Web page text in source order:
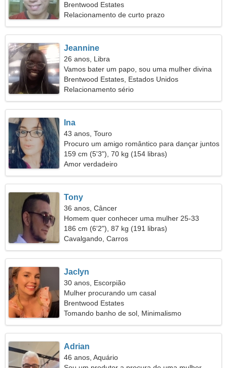
Brentwood Estates
Relacionamento de curto prazo
Jeannine
26 anos, Libra
Vamos bater um papo, sou uma mulher divina
Brentwood Estates, Estados Unidos
Relacionamento sério
Ina
43 anos, Touro
Procuro um amigo romântico para dançar juntos
159 cm (5'3"), 70 kg (154 libras)
Amor verdadeiro
Tony
36 anos, Câncer
Homem quer conhecer uma mulher 25-33
186 cm (6'2"), 87 kg (191 libras)
Cavalgando, Carros
Jaclyn
30 anos, Escorpião
Mulher procurando um casal
Brentwood Estates
Tomando banho de sol, Minimalismo
Adrian
46 anos, Aquário